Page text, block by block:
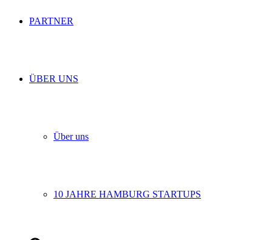
PARTNER
ÜBER UNS
Über uns
10 JAHRE HAMBURG STARTUPS